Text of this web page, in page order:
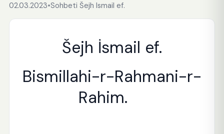
02.03.2023•Sohbeti Šejh Ismail ef.
Šejh İsmail ef.
Bismillahi-r-Rahmani-r-
Rahim.